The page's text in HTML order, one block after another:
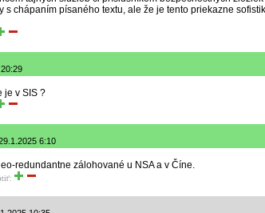
s chápaním písaného textu, ale že je tento priekazne
je v SIS ?
6:10
redundantne zálohované u NSA a v Číne.